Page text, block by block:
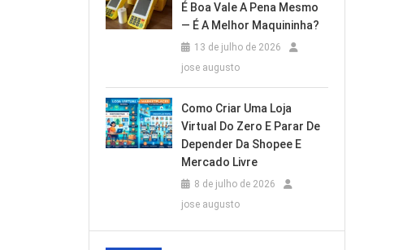
É Boa Vale A Pena Mesmo
— É A Melhor Maquininha?
13 de julho de 2026
jose augusto
Como Criar Uma Loja
Virtual Do Zero E Parar De
Depender Da Shopee E
Mercado Livre
8 de julho de 2026
jose augusto